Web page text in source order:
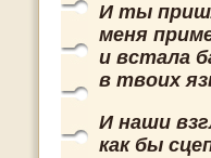
И ты
меня
и встала
в твоих
И наши
как бы